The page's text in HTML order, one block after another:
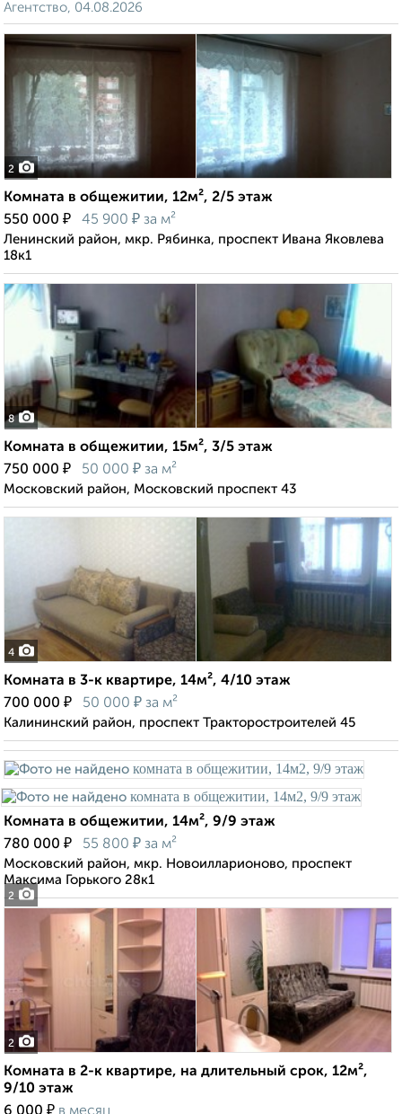
Агентство, 04.08.2026
2
Комната в общежитии, 12м², 2/5 этаж
550 000 ₽ 45 900 ₽ за м²
Ленинский район, мкр. Рябинка, проспект Ивана Яковлева
18к1
8
Комната в общежитии, 15м², 3/5 этаж
750 000 ₽ 50 000 ₽ за м²
Московский район, Московский проспект 43
4
Комната в 3-к квартире, 14м², 4/10 этаж
700 000 ₽ 50 000 ₽ за м²
Калининский район, проспект Тракторостроителей 45
2
Комната в общежитии, 14м², 9/9 этаж
780 000 ₽ 55 800 ₽ за м²
Московский район, мкр. Новоилларионово, проспект
Максима Горького 28к1
2
Комната в 2-к квартире, на длительный срок, 12м²,
9/10 этаж
₽